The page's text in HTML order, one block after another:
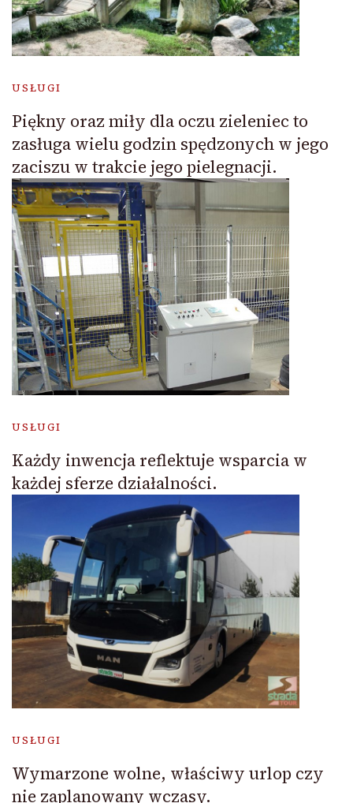
USŁUGI
Piękny oraz miły dla oczu zieleniec to
zasługa wielu godzin spędzonych w jego
zaciszu w trakcie jego pielegnacji.
USŁUGI
Każdy inwencja reflektuje wsparcia w
każdej sferze działalności.
USŁUGI
Wymarzone wolne, właściwy urlop czy
nie zaplanowany wczasy.